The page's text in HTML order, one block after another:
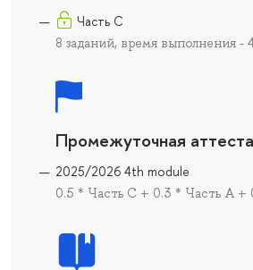
Часть С
8 заданий, время выполнения -
Промежуточная
2025/2026 4th module
0.5 * Часть С + 0.3 * Часть А +